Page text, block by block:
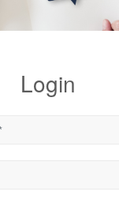
Login